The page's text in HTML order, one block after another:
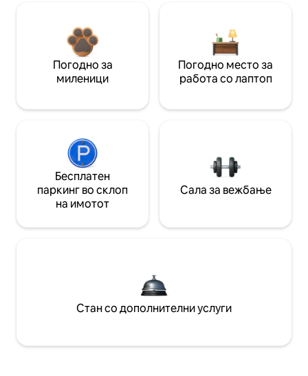
Погодно за
миленици
Погодно место за
работа со лаптоп
Бесплатен
паркинг во склоп
на имотот
Сала за вежбање
Стан со дополнителни услуги